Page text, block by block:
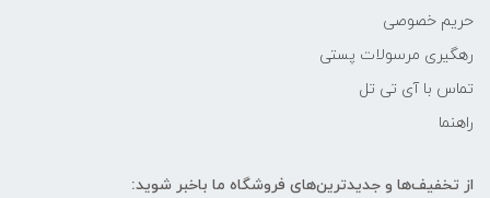
حریم خصوصی
رهگیری مرسولات پستی
تماس با آی تی تل
راهنما
از تخفیف‌ها و جدیدترین‌های فروشگاه ما باخبر شوید: